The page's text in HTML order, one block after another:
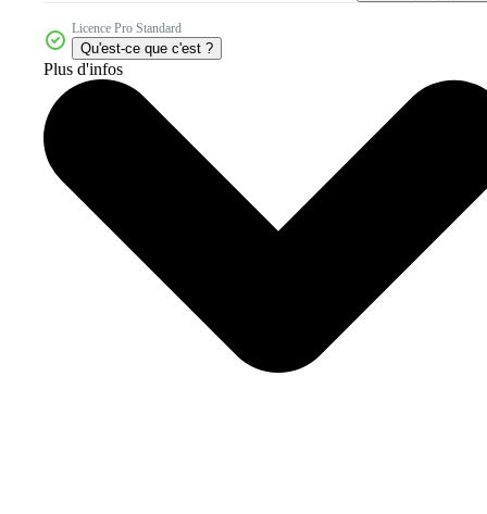
Licence Pro Standard
Qu'est-ce que c'est ?
Plus d'infos